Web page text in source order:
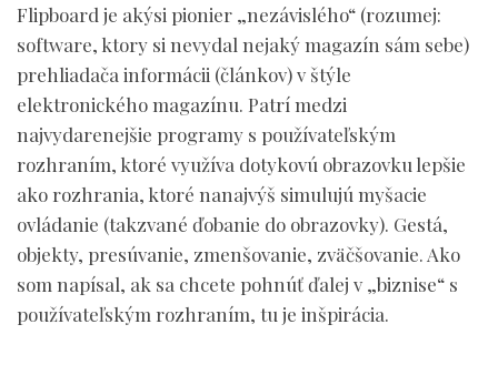
Flipboard je akýsi pionier „nezávislého“ (rozumej:
software, ktory si nevydal nejaký magazín sám sebe)
prehliadača informácii (článkov) v štýle
elektronického magazínu. Patrí medzi
najvydarenejšie programy s používateľským
rozhraním, ktoré využíva dotykovú obrazovku lepšie
ako rozhrania, ktoré nanajvýš simulujú myšacie
ovládanie (takzvané ďobanie do obrazovky). Gestá,
objekty, presúvanie, zmenšovanie, zväčšovanie. Ako
som napísal, ak sa chcete pohnúť ďalej v „biznise“ s
používateľským rozhraním, tu je inšpirácia.